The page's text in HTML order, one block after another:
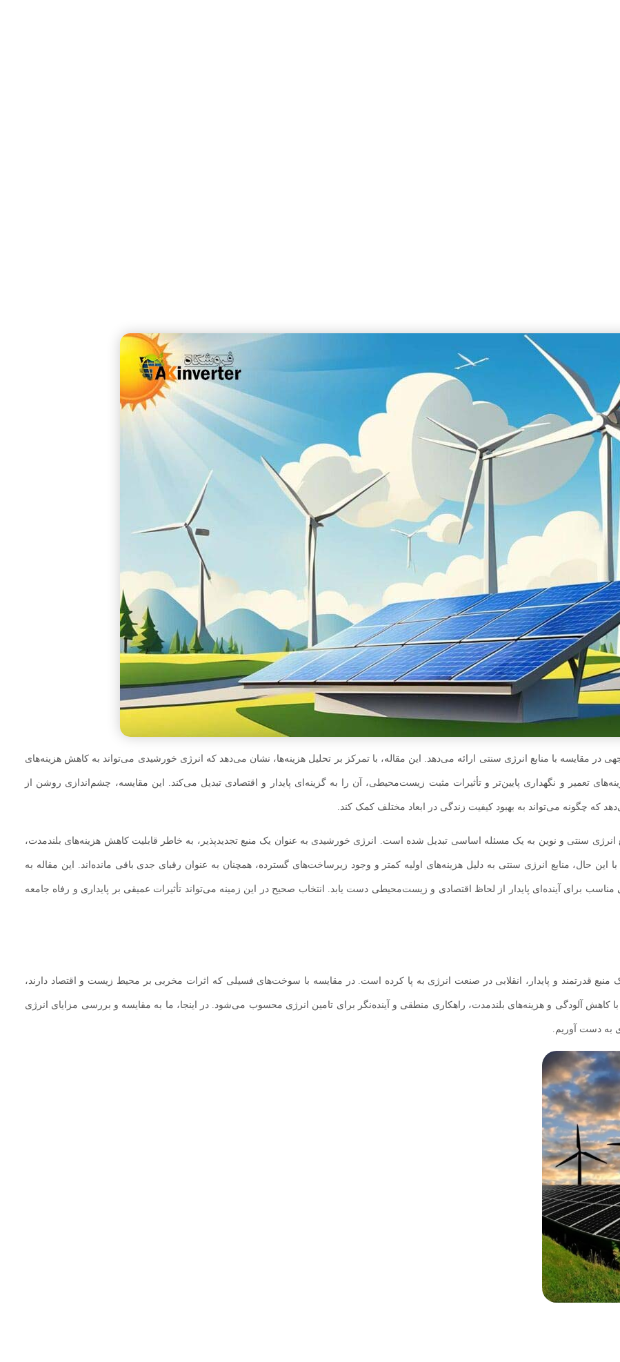
در مقایسه با منابع انرژی سنتی ارائه می‌دهد. این مقاله، با تمرکز بر تحلیل هزینه‌ها، نشان می‌دهد که انرژی خورشیدی می‌تواند به کاهش هزینه‌های
تعمیر و نگهداری پایین‌تر و تأثیرات مثبت زیست‌محیطی، آن را به گزینه‌ای پایدار و اقتصادی تبدیل می‌کند. این مقایسه، چشم‌اندازی روشن از
که چگونه می‌تواند به بهبود کیفیت زندگی در ابعاد مختلف کمک کند.
انرژی سنتی و نوین به یک مسئله اساسی تبدیل شده است. انرژی خورشیدی به عنوان یک منبع تجدیدپذیر، به خاطر قابلیت کاهش هزینه‌های بلندمدت،
حال، منابع انرژی سنتی به دلیل هزینه‌های اولیه کمتر و وجود زیرساخت‌های گسترده، همچنان به عنوان رقبای جدی باقی مانده‌اند. این مقاله به
برای آینده‌ای پایدار از لحاظ اقتصادی و زیست‌محیطی دست یابد. انتخاب صحیح در این زمینه می‌تواند تأثیرات عمیقی بر پایداری و رفاه جامعه
منبع قدرتمند و پایدار، انقلابی در صنعت انرژی به پا کرده است. در مقایسه با سوخت‌های فسیلی که اثرات مخربی بر محیط زیست و اقتصاد دارند،
کاهش آلودگی و هزینه‌های بلندمدت، راهکاری منطقی و آینده‌نگر برای تامین انرژی محسوب می‌شود. در اینجا، ما به مقایسه و بررسی مزایای انرژی
به دست آوریم.